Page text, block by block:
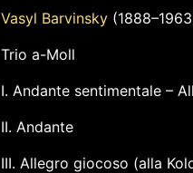
Vasyl Barvinsky
Trio a-Moll
I. Andante sentimentale –
II. Andante
III. Allegro giocoso (alla